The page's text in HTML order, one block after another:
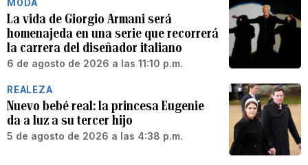
MODA
La vida de Giorgio Armani será
homenajeda en una serie que recorrerá
la carrera del diseñador italiano
6 de agosto de 2026 a las 11:10 p.m.
REALEZA
Nuevo bebé real: la princesa Eugenie
da a luz a su tercer hijo
5 de agosto de 2026 a las 4:38 p.m.